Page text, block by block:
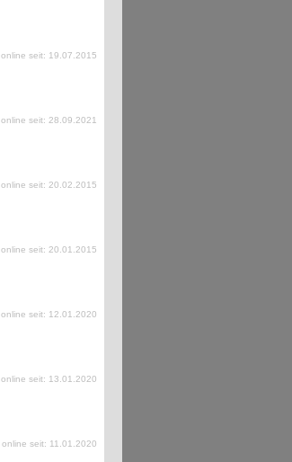
online seit: 19.07.2015
online seit: 28.09.2021
online seit: 20.02.2015
online seit: 20.01.2015
online seit: 12.01.2020
online seit: 13.01.2020
online seit: 11.01.2020